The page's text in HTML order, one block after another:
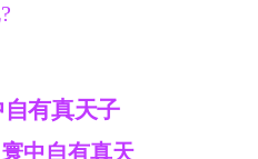
有真天子
寰中自有真天